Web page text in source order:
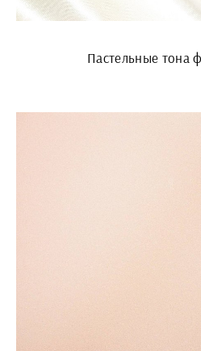
Пастельные тона